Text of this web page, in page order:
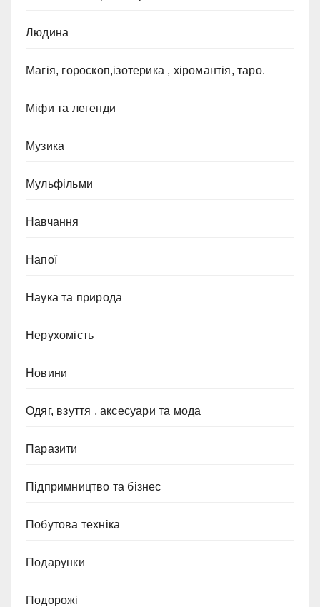
Людина
Магія, гороскоп,ізотерика , хіромантія, таро.
Міфи та легенди
Музика
Мульфільми
Навчання
Напої
Наука та природа
Нерухомість
Новини
Одяг, взуття , аксесуари та мода
Паразити
Підпримництво та бізнес
Побутова техніка
Подарунки
Подорожі